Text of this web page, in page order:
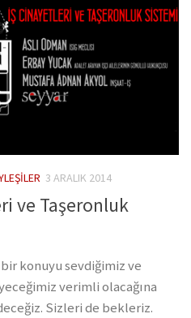
3 ARALIK 2014
ve Taşeronluk
konuyu sevdiğimiz ve
verimli olacağına
Sizleri de bekleriz.